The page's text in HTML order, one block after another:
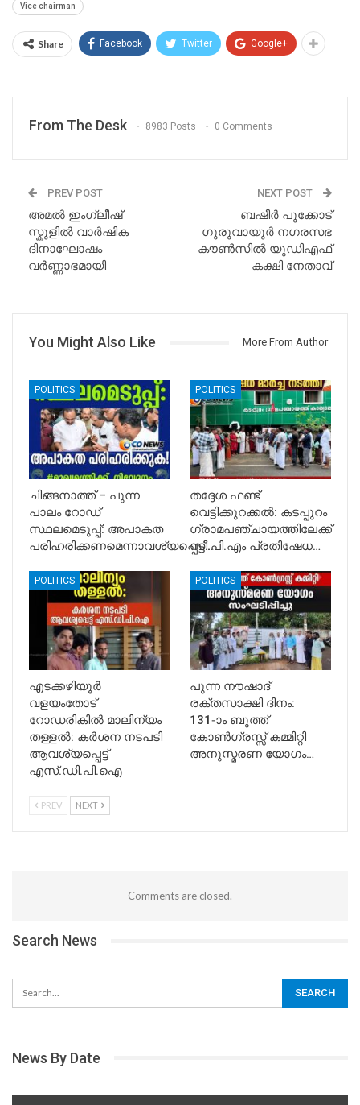
Vice chairman
Share Facebook Twitter Google+
From The Desk 8983 Posts 0 Comments
PREV POST
അമൽ ഇംഗ്ലീഷ്
സ്കൂളിൽ വാർഷിക
ദിനാഘോഷം
വർണ്ണാഭമായി
NEXT POST
ബഷീര്‍ പൂക്കോട്
ഗുരുവായൂർ നഗരസഭ
കൗൺസിൽ യുഡിഎഫ്
കക്ഷി നേതാവ്
You Might Also Like More From Author
POLITICS
ചിങ്ങനാത്ത് – പുന്ന
പാലം റോഡ്
സ്ഥലമെടുപ്പ്: അപാകത
പരിഹരിക്കണമെന്നാവശ്യപ്പെട്ട്…
POLITICS
തദ്ദേശ ഫണ്ട്
വെട്ടിക്കുറക്കൽ: കടപ്പുറം
ഗ്രാമപഞ്ചായത്തിലേക്ക്
സി.പി.എം പ്രതിഷേധ…
POLITICS
എടക്കഴിയൂർ
വളയംതോട്
റോഡരികിൽ മാലിന്യം
തള്ളൽ: കർശന നടപടി
ആവശ്യപ്പെട്ട്
എസ്.ഡി.പി.ഐ
POLITICS
പുന്ന നൗഷാദ്
രക്തസാക്ഷി ദിനം:
131-ാം ബൂത്ത്
കോൺഗ്രസ്സ് കമ്മിറ്റി
അനുസ്മരണ യോഗം…
PREV NEXT
Comments are closed.
Search News
News By Date